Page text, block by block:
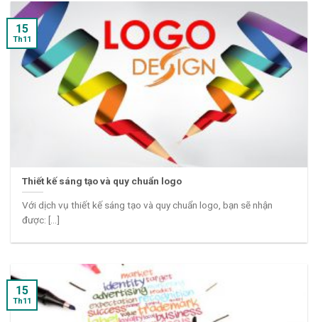
Thiết kế sáng tạo và quy chuẩn logo
Với dịch vụ thiết kế sáng tạo và quy chuẩn logo, bạn sẽ nhận
được: [...]
15
Th11
15
Th11